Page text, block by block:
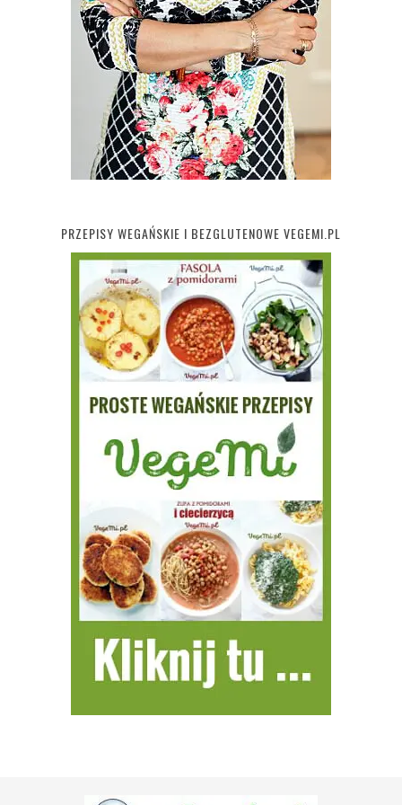
PRZEPISY WEGAŃSKIE I BEZGLUTENOWE VEGEMI.PL